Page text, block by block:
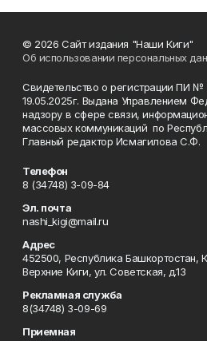
© 2026 Сайт издания "Наши Киги"
Об использовании персональных
Свидетельство о регистрации ПИ №
19.05.2025г. Выдана Управлением
надзору в сфере связи,
массовых коммуникаций по
Главный редактор Исмагилова С.Ф.
Телефон
8 (34748) 3-09-84
Эл. почта
nashi_kigi@mail.ru
Адрес
452500, Республика Башкортостан,
Верхние Киги, ул. Советская, д.13
Рекламная служба
8(34748) 3-09-69
Приемная